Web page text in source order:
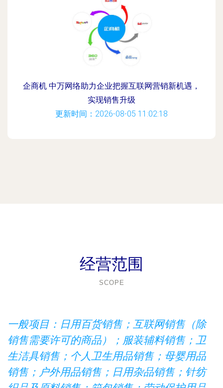
企商机 中万网络助力企业把握互联网营销新机遇，
实现销售升级
更新时间：2026-08-05 11:02:18
经营范围
SCOPE
一般项目：日用百货销售；互联网销售（除
销售需要许可的商品）；服装辅料销售；卫
生洁具销售；个人卫生用品销售；母婴用品
销售；户外用品销售；日用杂品销售；针纺